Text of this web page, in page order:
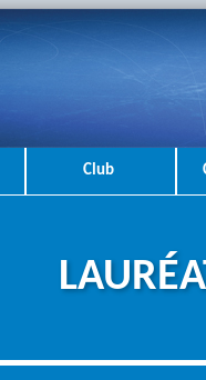
Club